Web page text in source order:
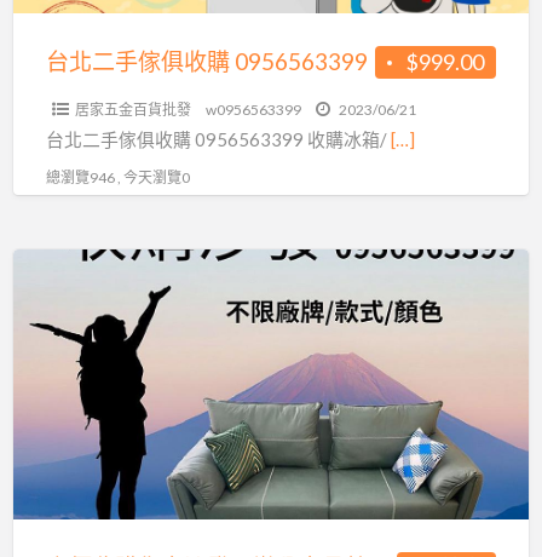
0956563399
$999.00
台北二手傢俱收購 0956563399
居家五金百貨批發 w0956563399 2023/06/21
台北二手傢俱收購 0956563399 收購冰箱/[…]
總瀏覽946 , 今天瀏覽0
收
家
沙
發、
辦